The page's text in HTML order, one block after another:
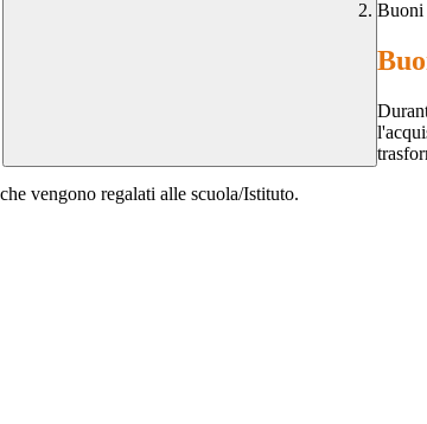
Buoni
vengono regalati alle scuola/Istituto.